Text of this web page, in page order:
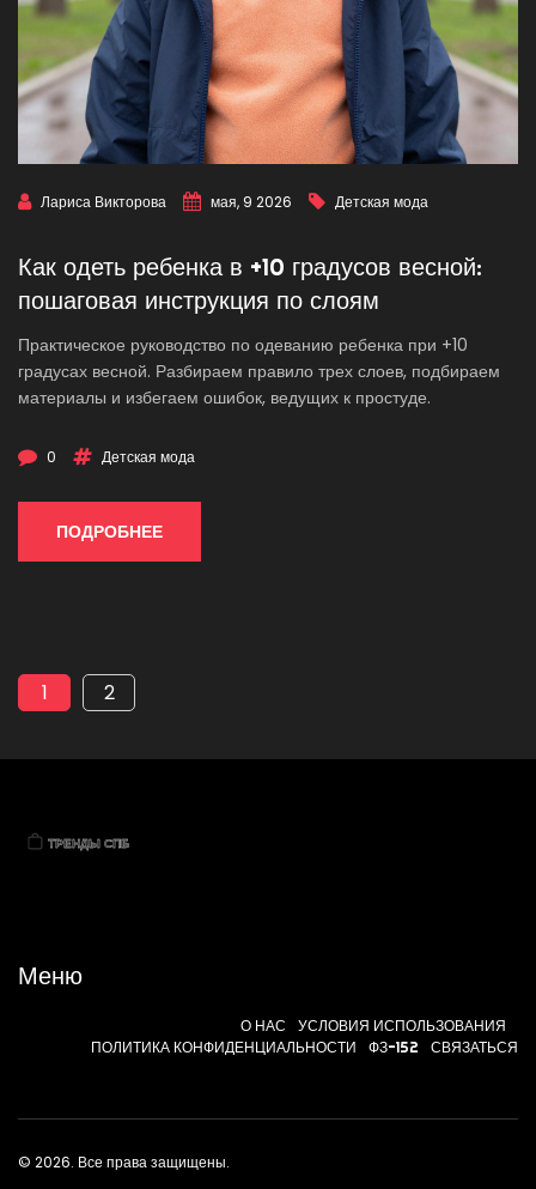
Лариса Викторова мая, 9 2026 Детская мода
Как одеть ребенка в +10 градусов весной:
пошаговая инструкция по слоям
Практическое руководство по одеванию ребенка при +10
градусах весной. Разбираем правило трех слоев, подбираем
материалы и избегаем ошибок, ведущих к простуде.
0 Детская мода
ПОДРОБНЕЕ
1 2
Меню
О НАС
УСЛОВИЯ ИСПОЛЬЗОВАНИЯ
ПОЛИТИКА КОНФИДЕНЦИАЛЬНОСТИ
ФЗ-152 СВЯЗАТЬСЯ
© 2026. Все права защищены.